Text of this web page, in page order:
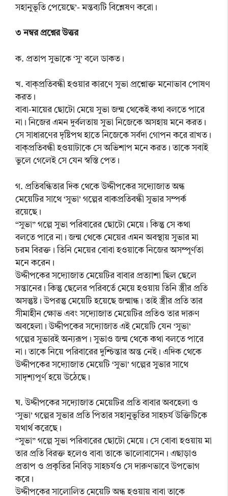
সহানুভূতি পেয়েছে’- মন্তব্যটি বিশ্লেষণ করো।
৩ নম্বর প্রশ্নের উত্তর
ক. প্রতাপ সুভাকে ‘সু’ বলে ডাকত।
খ. বাক্প্রতিবন্ধী হওয়ার কারণে সুভা প্রশ্নোক্ত মনোভাব পোষণ
করত।
বাবা-মায়ের ছোটো মেয়ে সুভা জন্ম থেকেই কথা বলতে পারে
না। নিজের এমন দুর্বলতায় সুভা নিজেকে অসহায় মনে করত।
সে সাধারণের দৃষ্টিপথ হাতে নিজেকে সর্বদা গোপন করে রাখত।
বাক্প্রতিবন্ধী হওয়াটাকে সে অভিশাপ মনে করত। তাকে সবাই
ভুলে গেলেই সে যেন স্বস্তি পেত।
গ. প্রতিবন্ধিতার দিক থেকে উদ্দীপকের সদ্যোজাত অন্ধ
মেয়েটির সাথে ‘সুভা’ গল্পের বাকপ্রতিবন্ধী সুভার সম্পর্ক
রয়েছে।
“সুভা” গল্পে সুভা পরিবারের ছোটো মেয়ে। কিন্তু সে কথা
বলতে পারে না। জন্ম থেকে মেয়ের এমন অবস্থায় সুভার মা
চরম বিরক্ত। তিনি মেয়ের বোবা হওয়াকে নিজের অসম্পূর্ণতা
মনে করেন।
উদ্দীপকের সদ্যোজাত মেয়েটির বাবার প্রত্যাশা ছিল ছেলে
সন্তানের। কিন্তু ছেলের পরিবর্তে মেয়ে হওয়ায় তিনি স্ত্রীর প্রতি
অসন্তুষ্ট। উপরন্তু মেয়েটি হয়েছে জন্মান্ধ। তাই স্ত্রীর প্রতি তার
সীমাহীন ক্ষোভ এবং সদ্যোজাত মেয়েটির প্রতিও তার দারুণ
অবহেলা। উদ্দীপকের সদ্যোজাত এই মেয়েটি যেন ‘সুভা’
গল্পের সুভারই অন্যরূপ। সুভাও জন্ম থেকে কথা বলতে পারে
না। তাকে নিয়ে পরিবারের দুশ্চিন্তার অন্ত নেই। এদিক থেকে
উদ্দীপকের সদ্যোজাত মেয়েটি ‘সুভা’ গল্পের সুভার সাথে
সাদৃশ্যপূর্ণ হয়ে উঠেছে।
ঘ. উদ্দীপকের সদ্যোজাত মেয়েটির প্রতি বাবার অবহেলা ও
‘সুভা’ গল্পের সুভার প্রতি পিতার সহানুভূতির সাহচর্য উক্তিটিকে
যথার্থ করেছে।
“সুভা” গল্পে সুভা পরিবারের ছোটো মেয়ে। সে বোবা হওয়ায় মা
তার প্রতি বিরক্ত হলেও বাবা তাকে ভালোবাসেন। এছাড়াও
প্রতাপ ও প্রকৃতির নিবিড় সাহচর্যও সে দারুণভাবে উপভোগ
করে।
উদ্দীপকের সালোলিত মেয়েটি অন্ধ হওয়ায় বাবা তাকে